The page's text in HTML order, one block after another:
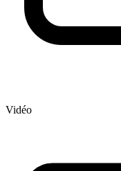
Vidéo